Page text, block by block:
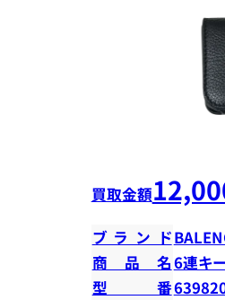
買取金額
ブランド
商品名6連キ
型番